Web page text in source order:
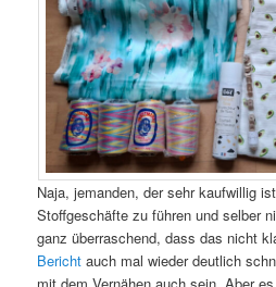
Naja, jemanden, der sehr kaufwillig
Stoffgeschäfte zu führen und selber
ganz überraschend, dass das nicht
Bericht auch mal wieder deutlich
mit dem Vernähen auch sein. Aber